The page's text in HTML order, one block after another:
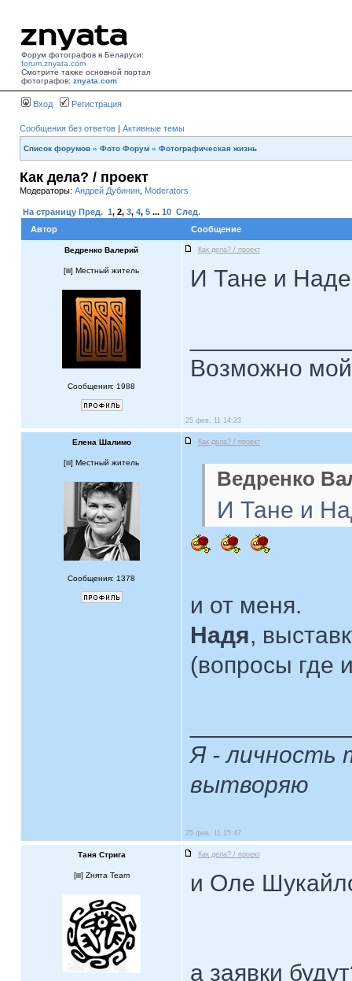
Форум фотографов в Беларуси:
forum.znyata.com
Смотрите также основной портал
фотографов: znyata.com
Вход Регистрация
Сообщения без ответов | Активные темы
Список форумов » Фото Форум » Фотографическая жизнь
Как дела? / проект
Модераторы: Андрей Дубинин Moderators
На страницу Пред. 1, 2, 3, 4, 5 ... 10 След.
Автор
Сообщение
Ведренко Валерий Как дела? / проект
[ ] Местный житель
Сообщения: 1988
И Тане и
Возможно
25 фев, 11 14:23
Елена Шалимо Как дела? / проект
[ ] Местный житель
Сообщения: 1378
Ведренко
И Тане и
и от меня.
Надя,
(вопросы где
Я - личность
вытворяю
25 фев, 11 15:47
Таня Стрига Как дела? / проект
[ ] Zнята Team и Оле
а заявки